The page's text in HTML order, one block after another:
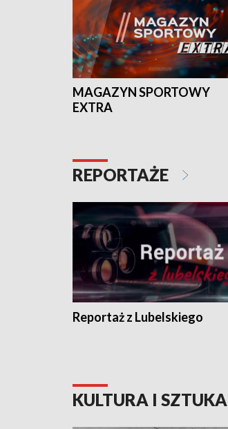
MAGAZYN SPORTOWY
EXTRA
REPORTAŻE
Reportaż z Lubelskiego
KULTURA I SZTUKA